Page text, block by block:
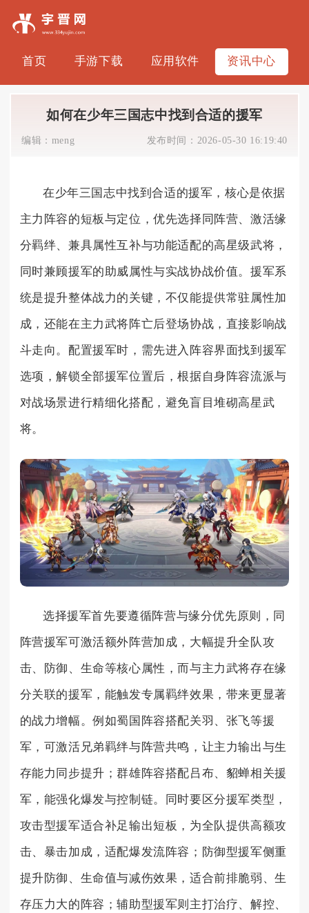
首页 手游下载 应用软件 资讯中心
如何在少年三国志中找到合适的援军
编辑： meng 发布时间： 2026-05-30 16:19:40
在少年三国志中找到合适的援军，核心是依据
主力阵容的短板与定位，优先选择同阵营、激活缘
分羁绊、兼具属性互补与功能适配的高星级武将，
同时兼顾援军的助威属性与实战协战价值。援军系
统是提升整体战力的关键，不仅能提供常驻属性加
成，还能在主力武将阵亡后登场协战，直接影响战
斗走向。配置援军时，需先进入阵容界面找到援军
选项，解锁全部援军位置后，根据自身阵容流派与
对战场景进行精细化搭配，避免盲目堆砌高星武
将。
选择援军首先要遵循阵营与缘分优先原则，同
阵营援军可激活额外阵营加成，大幅提升全队攻
击、防御、生命等核心属性，而与主力武将存在缘
分关联的援军，能触发专属羁绊效果，带来更显著
的战力增幅。例如蜀国阵容搭配关羽、张飞等援
军，可激活兄弟羁绊与阵营共鸣，让主力输出与生
存能力同步提升；群雄阵容搭配吕布、貂蝉相关援
军，能强化爆发与控制链。同时要区分援军类型，
攻击型援军适合补足输出短板，为全队提供高额攻
击、暴击加成，适配爆发流阵容；防御型援军侧重
提升防御、生命值与减伤效果，适合前排脆弱、生
存压力大的阵容；辅助型援军则主打治疗、解控、